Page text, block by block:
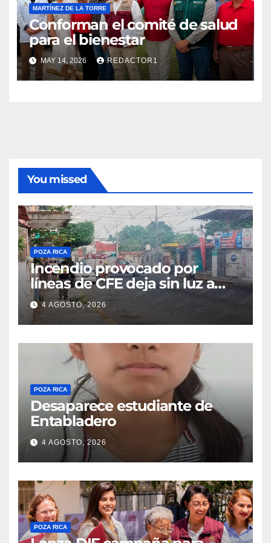
MARTÍNEZ DE LA TORRE
Conforman el comité de salud
para el bienestar
MAY 14, 2026 REDACTOR1
You missed
POZA RICA
Incendio provocado por
líneas de CFE deja sin luz a
decenas de familias
4 AGOSTO, 2026
POZA RICA
Desaparece estudiante de
Entabladero
4 AGOSTO, 2026
POZA RICA